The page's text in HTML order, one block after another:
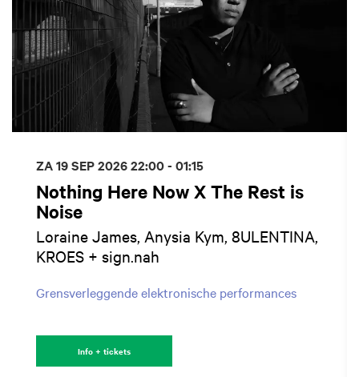
Nothing Here Now X The Rest is
Noise
Loraine James, Anysia Kym, 8ULENTINA,
KROES + sign.nah
Grensverleggende elektronische performances
ZA 19 SEP 202622:00 - 01:15
Info + tickets